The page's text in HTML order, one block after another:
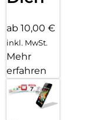
ab 10,00 €
inkl. MwSt.
Mehr
erfahren